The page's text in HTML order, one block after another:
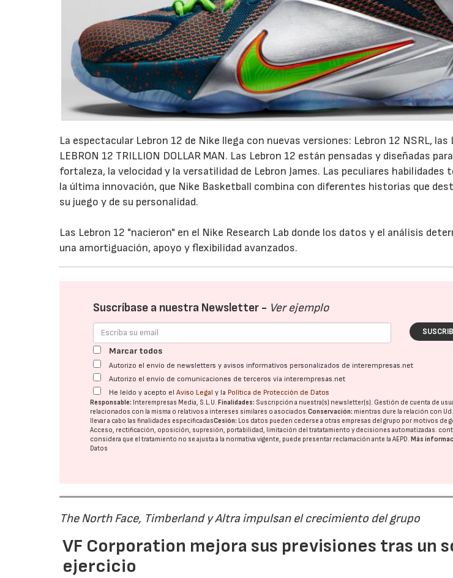
La espectacular Lebron 12 de Nike llega con nuevas versiones: Lebron 12 NSRL, las
LEBRON 12 TRILLION DOLLAR MAN. Las Lebron 12 están pensadas y diseñadas
fortaleza, la velocidad y la versatilidad de Lebron James. Las peculiares habilidades
la última innovación, que Nike Basketball combina con diferentes historias que
su juego y de su personalidad.
Las Lebron 12 "nacieron" en el Nike Research Lab donde los datos y el análisis
una amortiguación, apoyo y flexibilidad avanzados.
Suscríbase a nuestra Newsletter - Ver ejemplo
Marcar todos
Autorizo el envío de newsletters y avisos informativos personalizados de interempresas.net
Autorizo el envío de comunicaciones de terceros vía interempresas.net
He leído y acepto elAviso Legal y la Política de Protección de Datos
Responsable: Interempresas Media, S.L.U.Finalidades: Suscripción a nuestra(s) newsletter(s). Gestión de cuenta de
relacionados con la misma o relativos a intereses similares o asociados.Conservación: mientras dure la relación con
llevar a cabo las finalidades especificadasCesión: Los datos pueden cederse a otras empresas del grupo por motivos de
Acceso, rectificación, oposición, supresión, portabilidad, limitación del tratatamiento y decisiones automatizadas:
considera que el tratamiento no se ajusta a la normativa vigente, puede presentar reclamación ante laAEPD.Más
Datos
The North Face, Timberland y Altra impulsan el crecimiento del grupo
VF Corporation mejora sus previsiones tras un
ejercicio